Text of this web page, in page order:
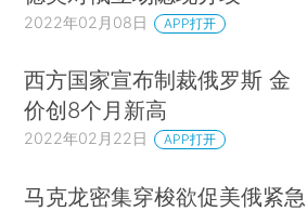
2022年02月08日 APP打开
西方国家宣布制裁俄罗斯 金
价创8个月新高
2022年02月22日 APP打开
马克龙密集穿梭欲促美俄紧急